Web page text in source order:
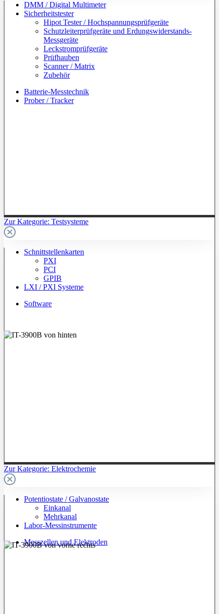
DMM / Digital Multimeter
Sicherheitstester
Hipot Tester / Hochspannungsprüfgeräte
Schutzleiterprüfgeräte und Erdungswiderstands-
Messgeräte
Leckstromprüfgeräte
Prüfhauben
Scanner / Matrix
Zubehör
Batterie-Messtechnik
Prober / Tracker
Zur Kategorie: Testsysteme
Schnittstellenkarten
PXI
PCI
GPIB
LXI / PXI Systeme
Software
Zur Kategorie: Elektrochemie
Potentiostate / Galvanostate
Einkanal
Mehrkanal
Labor-Messinstrumente
Messzellen und Elektroden